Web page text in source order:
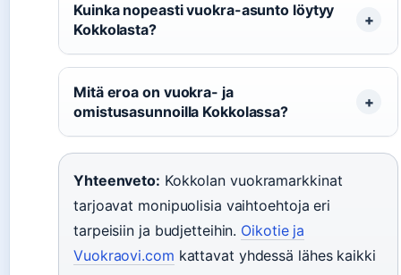
Kuinka nopeasti vuokra-asunto löytyy
Kokkolasta?
Mitä eroa on vuokra- ja
omistusasunnoilla Kokkolassa?
Yhteenveto: Kokkolan vuokramarkkinat
tarjoavat monipuolisia vaihtoehtoja eri
tarpeisiin ja budjetteihin. Oikotie ja
Vuokraovi.com kattavat yhdessä lähes kaikki